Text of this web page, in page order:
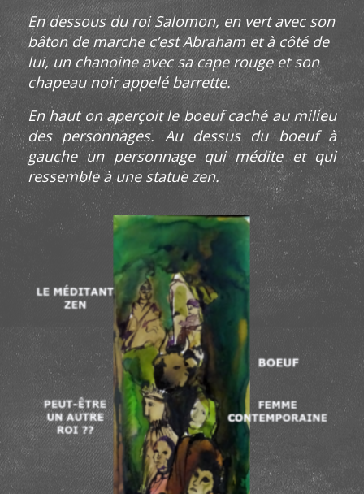
En dessous du roi Salomon, en vert avec son
bâton de marche c’est Abraham et à côté de
lui, un chanoine avec sa cape rouge et son
chapeau noir appelé barrette.
En haut on aperçoit le boeuf caché au milieu
des personnages. Au dessus du boeuf à
gauche un personnage qui médite et qui
ressemble à une statue zen.